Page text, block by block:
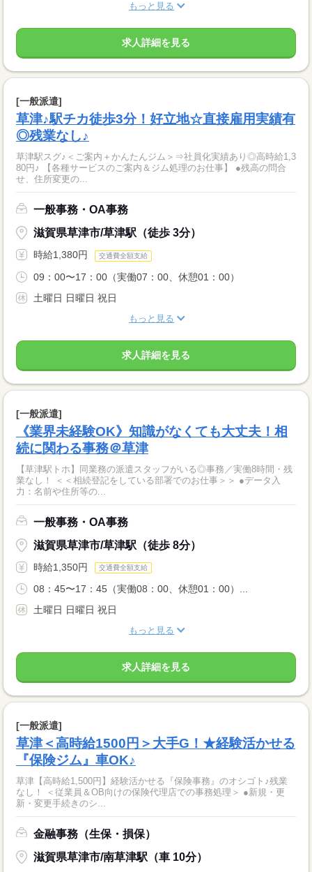
もっと見る
求人詳細を見る
[一般派遣]
草津♪駅チカ徒歩3分！好立地☆直接雇用実績有
◎残業なし♪
草津駅スグ♪＜ご案内＋かんたんジム＞⇒社員化実績あり◎高時給1,3
80円♪ 【各種サービスのご案内＆ジム処理のお仕事】 ●残高の問合
せ、住所変更の...
一般事務・OA事務
滋賀県草津市/草津駅（徒歩 3分）
時給1,380円 交通費全額支給
09：00〜17：00（実働07：00、休憩01：00）
土曜日 日曜日 祝日
もっと見る
求人詳細を見る
[一般派遣]
《業界未経験OK》知識がなくても大丈夫！相
続に関わる事務＠草津
【草津駅トホ】同業務の派遣スタッフがいる◎事務／実働8時間・残
業なし！ ＜＜相続登記をしている部署でのお仕事＞＞ ●データ入
力：名前や住所等の...
一般事務・OA事務
滋賀県草津市/草津駅（徒歩 8分）
時給1,350円 交通費全額支給
08：45〜17：45（実働08：00、休憩01：00）...
土曜日 日曜日 祝日
もっと見る
求人詳細を見る
[一般派遣]
草津＜高時給1500円＞大手G！★経験活かせる
『保険ジム』車OK♪
草津【高時給1,500円】経験活かせる『保険事務』のオシゴト♪残業
なし！ ＜従業員＆OB向けの保険代理店での事務処理＞ ●新規・更
新・変更手続きのシ...
金融事務（生保・損保）
滋賀県草津市/南草津駅（車 10分）